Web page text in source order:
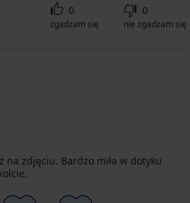
0
zgadzam się
0
nie zgadzam się
na zdjęciu. Bardzo miła w dotyku